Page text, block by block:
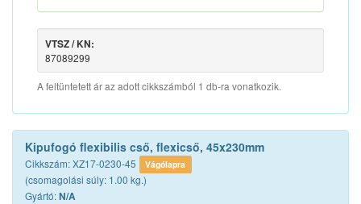
VTSZ / KN:
87089299
A feltüntetett ár az adott cikkszámból 1 db-ra vonatkozik.
Kipufogó flexibilis cső, flexicső, 45x230mm
Cikkszám: XZ17-0230-45 Vágólapra
(csomagolási súly: 1.00 kg.)
Gyártó:N/A